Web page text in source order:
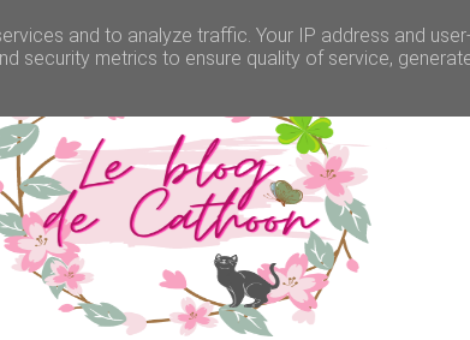
and to analyze traffic. Your IP address and
security metrics to ensure quality of service,